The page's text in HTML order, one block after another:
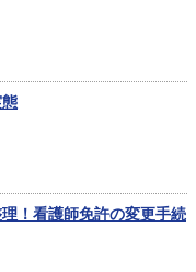
！看護師免許の変更手続